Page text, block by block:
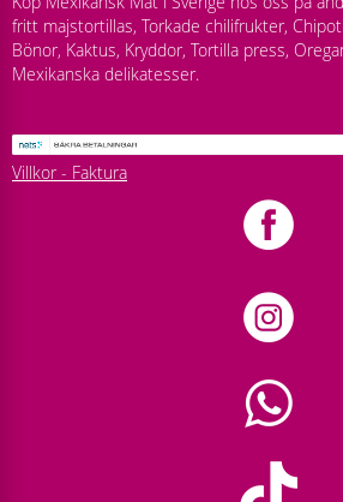
fritt majstortillas, Torkade chilifrukter,
Bönor, Kaktus, Kryddor, Tortilla press,
Mexikanska delikatesser.
Villkor - Faktura